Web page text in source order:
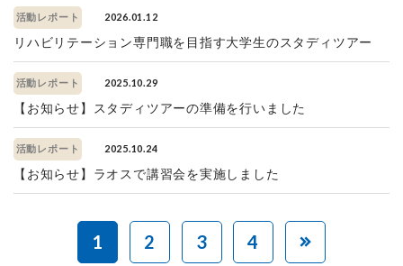
活動レポート 2026.01.12
リハビリテーション専門職を目指す大学生のスタディツアー
活動レポート 2025.10.29
【お知らせ】スタディツアーの準備を行いました
活動レポート 2025.10.24
【お知らせ】ラオスで講習会を実施しました
1 2 3 4